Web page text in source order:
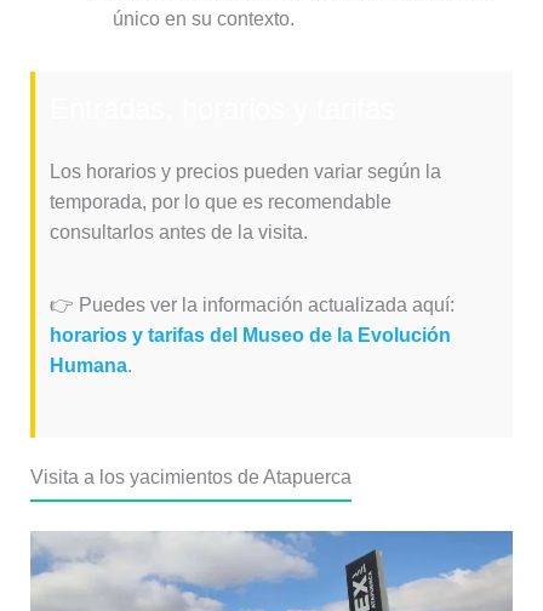
único en su contexto.
Los horarios y precios pueden variar según la
temporada, por lo que es recomendable
consultarlos antes de la visita.
👉 Puedes ver la información actualizada aquí:
horarios y tarifas del Museo de la Evolución
Humana.
Visita a los yacimientos de Atapuerca